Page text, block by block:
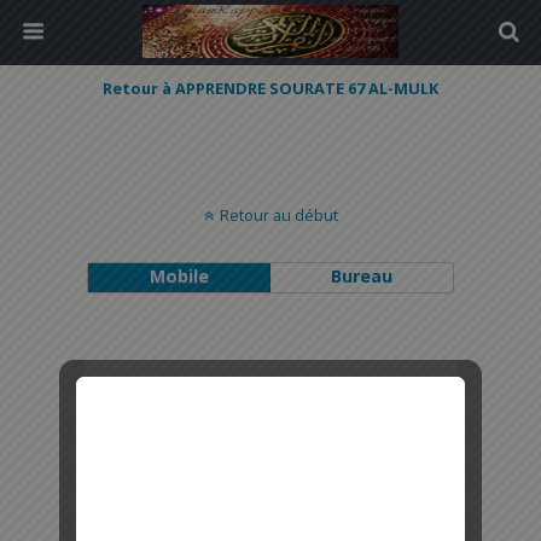
Retour à APPRENDRE SOURATE 67 AL-MULK
Retour au début
Mobile Bureau